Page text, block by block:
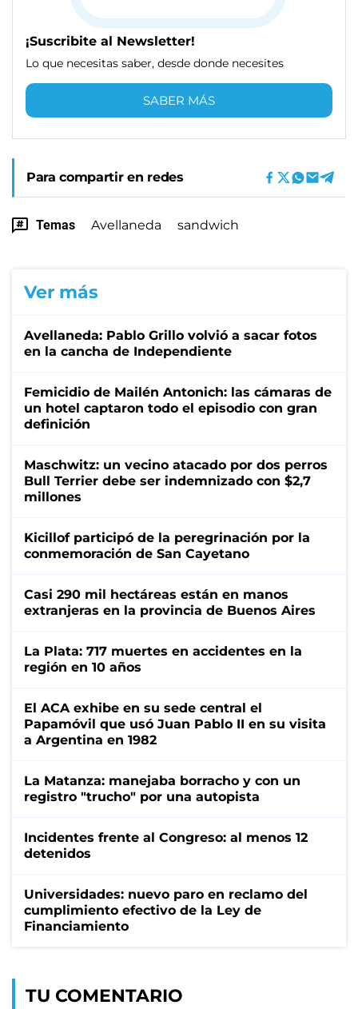
¡Suscribite al Newsletter!
Lo que necesitas saber, desde donde necesites
SABER MÁS
Para compartir en redes
Temas Avellaneda sandwich
Ver más
Avellaneda: Pablo Grillo volvió a sacar fotos
en la cancha de Independiente
Femicidio de Mailén Antonich: las cámaras de
un hotel captaron todo el episodio con gran
definición
Maschwitz: un vecino atacado por dos perros
Bull Terrier debe ser indemnizado con $2,7
millones
Kicillof participó de la peregrinación por la
conmemoración de San Cayetano
Casi 290 mil hectáreas están en manos
extranjeras en la provincia de Buenos Aires
La Plata: 717 muertes en accidentes en la
región en 10 años
El ACA exhibe en su sede central el
Papamóvil que usó Juan Pablo II en su visita
a Argentina en 1982
La Matanza: manejaba borracho y con un
registro "trucho" por una autopista
Incidentes frente al Congreso: al menos 12
detenidos
Universidades: nuevo paro en reclamo del
cumplimiento efectivo de la Ley de
Financiamiento
TU COMENTARIO